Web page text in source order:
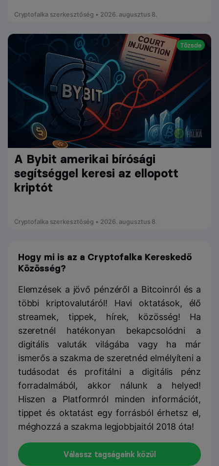
Cryptofalka szerkesztőség • 2026. augusztus 8.
Tőzsde
A Bybit amerikai bírósági
segítséggel keresi az ellopott
kriptót
Cryptofalka szerkesztőség • 2026. augusztus 8.
Hogy mi is az a Cryptofalka Kereskedő
Közösség?
Elemzések a jövő pénzéről a Bitcoinról és a
többi kriptovalutáról! Havi oktatások, élő
streamek, tippek, hírek, közösség! Ha
szeretnél hatékonyan bekapcsolódni a
digitális valuták világába vagy ha már
ismerős a szakma de szeretnéd elmélyíteni a
tudásodat és profitálni a digitális pénz
forradalmából, akkor nálunk a helyed!
Hiszen a Platformról minden információt,
tippet és oktatást egy forrásból érhetsz el,
méghozzá a szakma legjobbjaitól 2018 óta!
Válassz tagságaink közül